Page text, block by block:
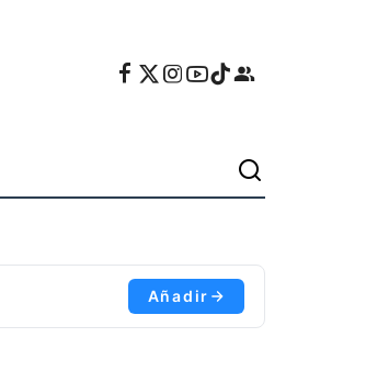
Añadir